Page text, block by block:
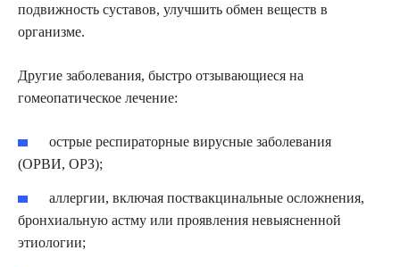
подвижность суставов, улучшить обмен веществ в
организме.
Другие заболевания, быстро отзывающиеся на
гомеопатическое лечение:
острые респираторные вирусные заболевания
(ОРВИ, ОРЗ);
аллергии, включая поствакцинальные осложнения,
бронхиальную астму или проявления невыясненной
этиологии;